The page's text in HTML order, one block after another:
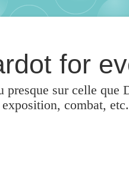
for
sur celle que
combat, etc.